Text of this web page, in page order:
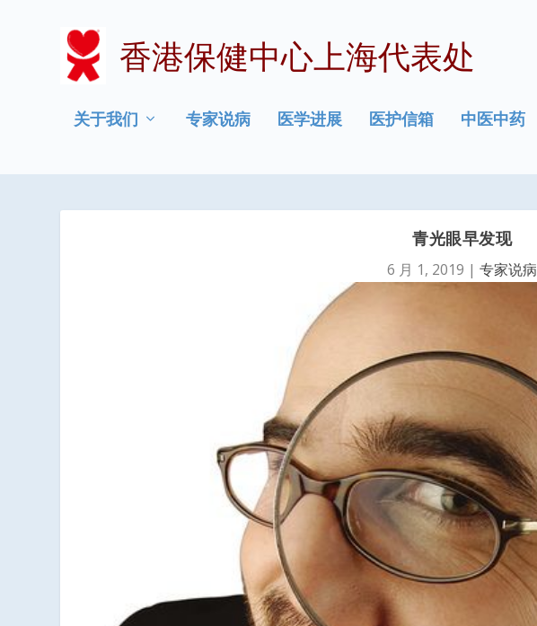
香港保健中心上海代表处
关于我们 专家说病 医学进展 医护信箱 中医中药
青光眼早发现
6 月 1, 2019 |专家说病